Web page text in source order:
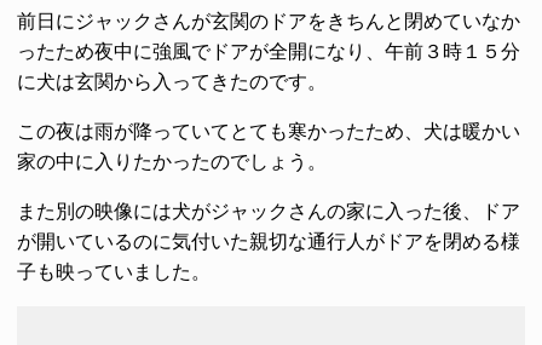
前日にジャックさんが玄関のドアをきちんと閉めていなか
ったため夜中に強風でドアが全開になり、午前３時１５分
に犬は玄関から入ってきたのです。
この夜は雨が降っていてとても寒かったため、犬は暖かい
家の中に入りたかったのでしょう。
また別の映像には犬がジャックさんの家に入った後、ドア
が開いているのに気付いた親切な通行人がドアを閉める様
子も映っていました。